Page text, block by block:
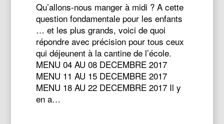
Qu’allons-nous manger à midi ? A cette
question fondamentale pour les enfants
… et les plus grands, voici de quoi
répondre avec précision pour tous ceux
qui déjeunent à la cantine de l’école.
MENU 04 AU 08 DECEMBRE 2017
MENU 11 AU 15 DECEMBRE 2017
MENU 18 AU 22 DECEMBRE 2017 Il y
en a…